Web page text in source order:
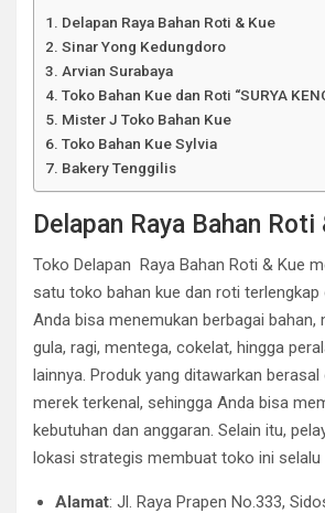
Delapan Raya Bahan Roti & Kue
Sinar Yong Kedungdoro
Arvian Surabaya
Toko Bahan Kue dan Roti “SURYA
Mister J Toko Bahan Kue
Toko Bahan Kue Sylvia
Bakery Tenggilis
Delapan Raya Bahan Roti
Toko Delapan Raya Bahan Roti & Kue
satu toko bahan kue dan roti terlengkap
Anda bisa menemukan berbagai bahan,
gula, ragi, mentega, cokelat, hingga
lainnya. Produk yang ditawarkan berasal
merek terkenal, sehingga Anda bisa
kebutuhan dan anggaran. Selain itu,
lokasi strategis membuat toko ini selalu
Alamat: Jl. Raya Prapen No.333,